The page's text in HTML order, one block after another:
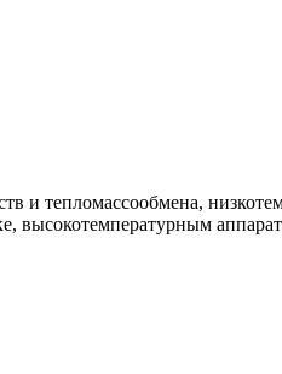
и тепломассообмена,
высокотемпературным